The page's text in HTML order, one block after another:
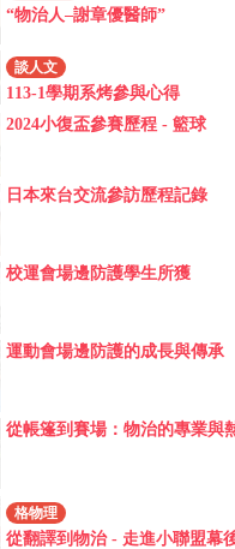
“物治人–謝章優醫師”
談人文
113-1學期系烤參與心得
2024小復盃參賽歷程 - 籃球
日本來台交流參訪歷程記錄
校運會場邊防護學生所獲
運動會場邊防護的成長與傳承
從帳篷到賽場：物治的專業與
格物理
從翻譯到物治 - 走進小聯盟幕